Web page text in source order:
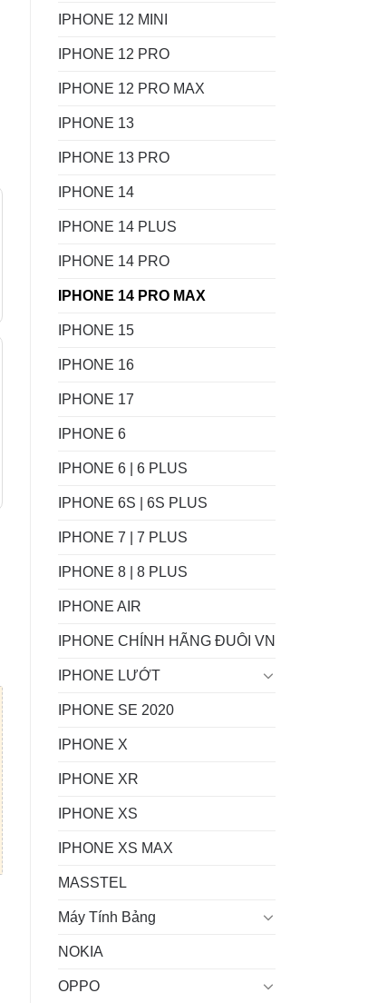
IPHONE 12 MINI
IPHONE 12 PRO
IPHONE 12 PRO MAX
IPHONE 13
IPHONE 13 PRO
IPHONE 14
IPHONE 14 PLUS
IPHONE 14 PRO
IPHONE 14 PRO MAX
IPHONE 15
IPHONE 16
IPHONE 17
IPHONE 6
IPHONE 6 | 6 PLUS
IPHONE 6S | 6S PLUS
IPHONE 7 | 7 PLUS
IPHONE 8 | 8 PLUS
IPHONE AIR
IPHONE CHÍNH HÃNG ĐUÔI VN
IPHONE LƯỚT
IPHONE SE 2020
IPHONE X
IPHONE XR
IPHONE XS
IPHONE XS MAX
MASSTEL
Máy Tính Bảng
NOKIA
OPPO